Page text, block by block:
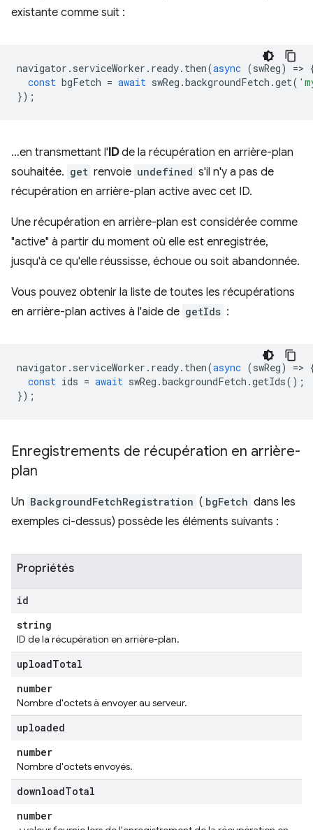
existante comme suit :
navigator . serviceWorker . ready. then(async (swReg) =>
const bgFetch = await swReg .backgroundFetch .get(
});
…en transmettant l'IDde la récupération en arrière-plan
souhaitée. get renvoie undefined s'il n'y a pas de
récupération en arrière-plan active avec cet ID.
Une récupération en arrière-plan est considérée comme
"active" à partir du moment où elle est enregistrée,
jusqu'à ce qu'elle réussisse, échoue ou soit abandonnée.
Vous pouvez obtenir la liste de toutes les récupérations
en arrière-plan actives à l'aide de getIds :
navigator . serviceWorker . ready. then(async (swReg) =>
const ids = await swReg .backgroundFetch .getIds();
});
Enregistrements de récupération en arrière-
plan
Un BackgroundFetchRegistration ( bgFetch dans les
exemples ci-dessus) possède les éléments suivants :
Propriétés
id
string
ID de la récupération en arrière-plan.
uploadTotal
number
Nombre d'octets à envoyer au serveur.
uploaded
number
Nombre d'octets envoyés.
downloadTotal
number